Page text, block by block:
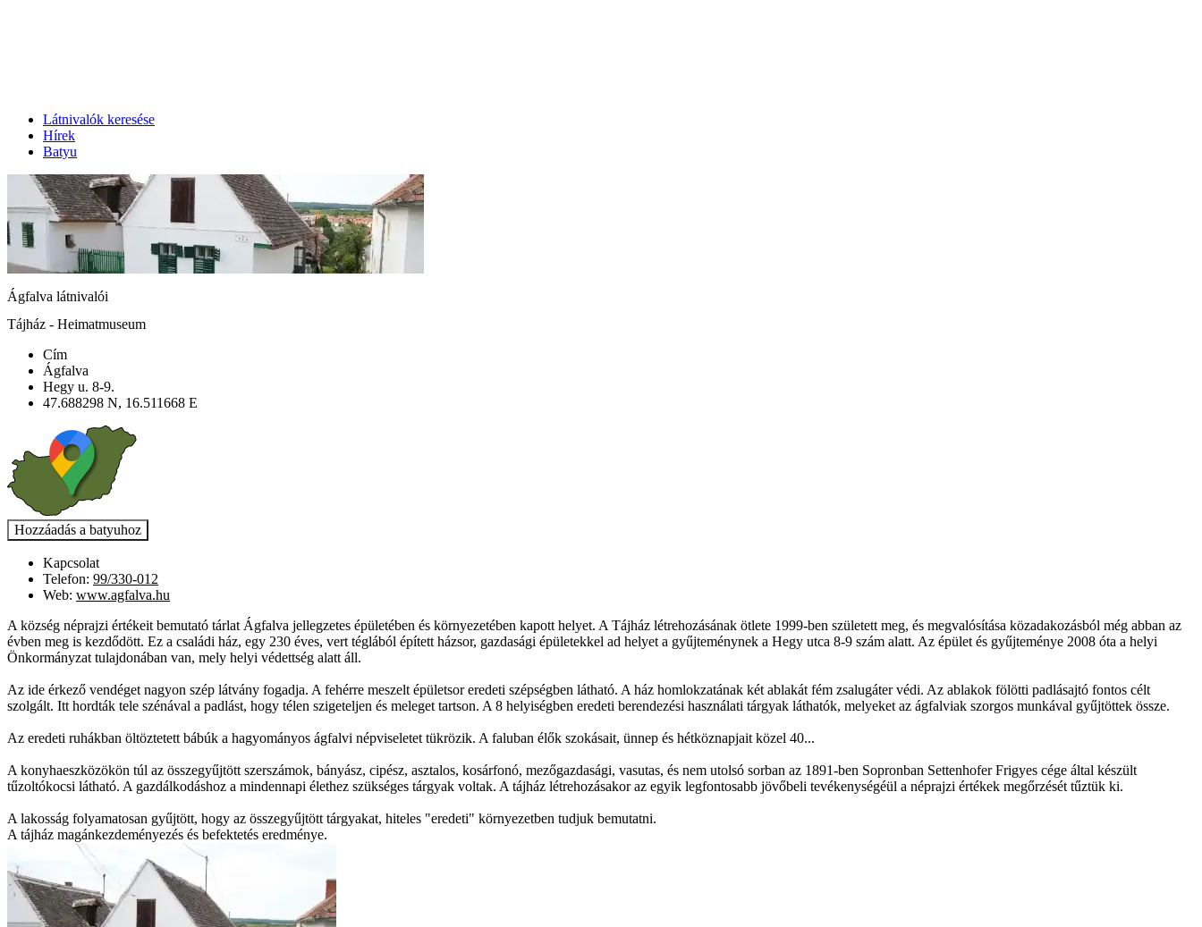
Látnivalók keresése
Hírek
Batyu
Ágfalva látnivalói
Tájház - Heimatmuseum
Cím
Ágfalva
Hegy u. 8-9.
47.688298 N, 16.511668 E
Kapcsolat
Telefon: 99/330-012
Web: www.agfalva.hu
A község néprajzi értékeit bemutató tárlat Ágfalva jellegzetes épületében és környezetében kapott helyet. A Tájház létrehozásának ötlete 1999-ben született meg, és megvalósítása közadakozásból még abban az
évben meg is kezdődött. Ez a családi ház, egy 230 éves, vert téglából épített házsor, gazdasági épületekkel ad helyet a gyűjteménynek a Hegy utca 8-9 szám alatt. Az épület és gyűjteménye 2008 óta a helyi
Önkormányzat tulajdonában van, mely helyi védettség alatt áll.
Az ide érkező vendéget nagyon szép látvány fogadja. A fehérre meszelt épületsor eredeti szépségben látható. A ház homlokzatának két ablakát fém zsalugáter védi. Az ablakok fölötti padlásajtó fontos célt
szolgált. Itt hordták tele szénával a padlást, hogy télen szigeteljen és meleget tartson. A 8 helyiségben eredeti berendezési használati tárgyak láthatók, melyeket az ágfalviak szorgos munkával gyűjtöttek össze.
Az eredeti ruhákban öltöztetett bábúk a hagyományos ágfalvi népviseletet tükrözik. A faluban élők szokásait, ünnep és hétköznapjait közel 40...
A konyhaeszközökön túl az összegyűjtött szerszámok, bányász, cipész, asztalos, kosárfonó, mezőgazdasági, vasutas, és nem utolsó sorban az 1891-ben Sopronban Settenhofer Frigyes cége által készült
tűzoltókocsi látható. A gazdálkodáshoz a mindennapi élethez szükséges tárgyak voltak. A tájház létrehozásakor az egyik legfontosabb jövőbeli tevékenységéül a néprajzi értékek megőrzését tűztük ki.
A lakosság folyamatosan gyűjtött, hogy az összegyűjtött tárgyakat, hiteles "eredeti" környezetben tudjuk bemutatni.
A tájház magánkezdeményezés és befektetés eredménye.